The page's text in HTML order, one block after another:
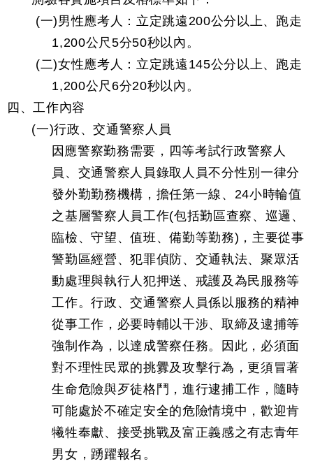
(一)男性應考人：立定跳遠200公分以上、跑走
1,200公尺5分50秒以內。
(二)女性應考人：立定跳遠145公分以上、跑走
1,200公尺6分20秒以內。
四、工作內容
(一)行政、交通警察人員
因應警察勤務需要，四等考試行政警察人
員、交通警察人員錄取人員不分性別一律分
發外勤勤務機構，擔任第一線、24小時輪值
之基層警察人員工作(包括勤區查察、巡邏、
臨檢、守望、值班、備勤等勤務)，主要從事
警勤區經營、犯罪偵防、交通執法、聚眾活
動處理與執行人犯押送、戒護及為民服務等
工作。行政、交通警察人員係以服務的精神
從事工作，必要時輔以干涉、取締及逮捕等
強制作為，以達成警察任務。因此，必須面
對不理性民眾的挑釁及攻擊行為，更須冒著
生命危險與歹徒格鬥，進行逮捕工作，隨時
可能處於不確定安全的危險情境中，歡迎肯
犧牲奉獻、接受挑戰及富正義感之有志青年
男女，踴躍報名。